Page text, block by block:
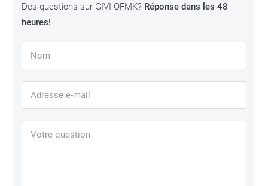
Des questions sur GIVI OFMK? Réponse dans les 48
heures!